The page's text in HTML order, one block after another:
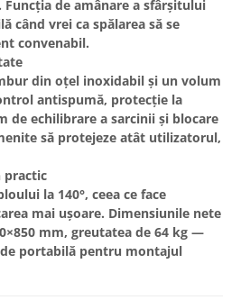
de amânare a sfârșitului
când vrei ca spălarea să se
convenabil.
din oțel inoxidabil și un volum
antispumă, protecţie la
de echilibrare a sarcinii și blocare
să protejeze atât utilizatorul,
practic
la 140°, ceea ce face
mai ușoare. Dimensiunile nete
mm, greutatea de 64 kg —
portabilă pentru montajul